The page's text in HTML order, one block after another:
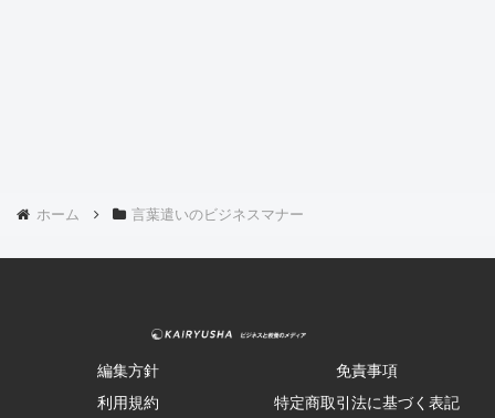
ホーム 言葉遣いのビジネスマナー
編集方針
免責事項
利用規約
特定商取引法に基づく表記